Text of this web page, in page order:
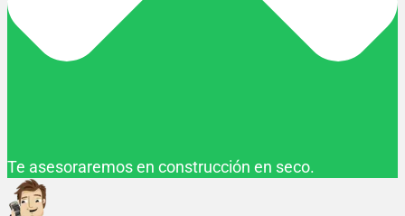
Te asesoraremos en construcción en seco.